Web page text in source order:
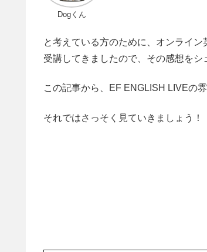
Dogくん
と考えている方のために、オンライン
受講してきましたので、その感想をシ
この記事から、EF ENGLISH LIVEの
それではさっそく見ていきましょう！